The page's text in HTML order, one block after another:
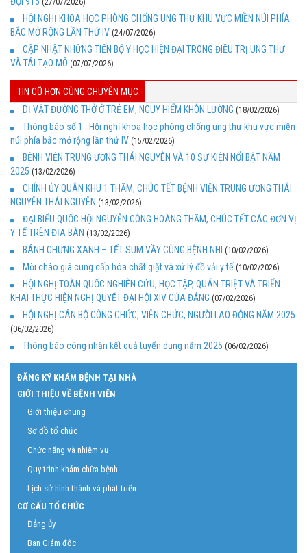
(27/07/2026)
HỘI NGHỊ KHOA HỌC PHÒNG CHỐNG UNG THƯ KHU VỰC MIỀN NÚI PHÍA
BẮC MỞ RỘNG LẦN THỨ IV (24/07/2026)
CẬP NHẬT NHỮNG TIẾN BỘ Y HỌC HIỆN ĐẠI TRONG ĐIỀU TRỊ UNG THƯ
VÀ TÁI TẠO MÔ (07/07/2026)
TIN CŨ HƠN CÙNG CHUYÊN MỤC
DỊ VẬT ĐƯỜNG THỞ Ở TRẺ EM, NGUY HIỂM KHÔN LƯỜNG (18/02/2026)
Thông báo số 1 : Hội nghị khoa học phòng chống ung thư khu vực miền
núi phía bắc mở rộng lần thử IV (15/02/2026)
BỆNH VIỆN TRUNG ƯƠNG THÁI NGUYÊN VÀ 10 SỰ KIỆN NỔI BẬT NĂM
2025 (13/02/2026)
CHÍNH ỦY QUÂN KHU 1 THĂM, CHÚC TẾT BỆNH VIỆN TRUNG ƯƠNG THÁI
NGUYÊN THÁI NGUYÊN (13/02/2026)
ĐẠI BIỂU QUỐC HỘI NGUYỄN CÔNG HOÀNG THĂM, CHÚC TẾT CÁC ĐƠN VỊ
Y TẾ TRÊN ĐỊA BÀN (13/02/2026)
BÁNH CHƯNG XANH – TẾT SUM VẦY CÙNG BỆNH NHI (10/02/2026)
Mời chào giá cung cấp hóa chất giặt và xử lý đồ vải y tế (10/02/2026)
HỘI NGHỊ TOÀN QUỐC NGHIÊN CỨU, HỌC TẬP, QUÁN TRIỆT VÀ TRIỂN
KHAI THỰC HIỆN NGHỊ QUYẾT ĐẠI HỘI XIV CỦA ĐẢNG (07/02/2026)
HỘI NGHỊ CÁN BỘ CÔNG CHỨC, VIÊN CHỨC, NGƯỜI LAO ĐỘNG NĂM 2025
(06/02/2026)
Thông báo công nhận kết quả tuyển dụng năm 2025 (06/02/2026)
ĐĂNG KÝ KHÁM BỆNH TẠI NHÀ
GIỚI THIỆU VỀ BỆNH VIỆN
Giới thiệu chung
Sơ đồ tổ chức
Chức năng và nhiệm vụ
Quy trình khám chữa bệnh
Lịch sử hình thành và phát triển
CƠ CẤU TỔ CHỨC
Đảng ủy
Ban Giám đốc